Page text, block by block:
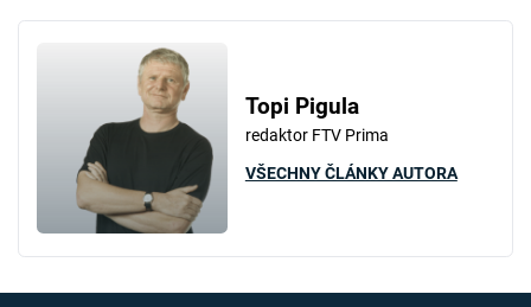
Topi Pigula
redaktor FTV Prima
VŠECHNY ČLÁNKY AUTORA